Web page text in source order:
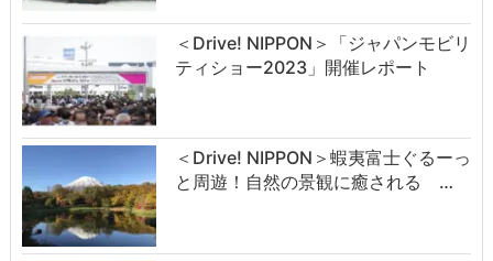
＜Drive! NIPPON＞「ジャパンモビリ
ティショー2023」開催レポート
＜Drive! NIPPON＞蝦夷富士ぐるーっ
と周遊！自然の景観に癒される …